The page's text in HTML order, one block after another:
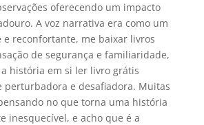
oferecendo um impacto
A voz narrativa era como um
reconfortante, me baixar livros
de segurança e familiaridade,
história em si ler livro grátis
e desafiadora. Muitas
no que torna uma história
inesquecível, e acho que é a